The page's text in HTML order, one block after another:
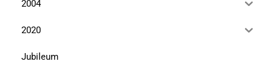
2004
2020
Jubileum